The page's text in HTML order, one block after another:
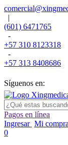
|
(601) 6471765
-
+57 310 8123318
-
+57 313 8408686
Síguenos en:
Pagos en línea
Ingresar Mi compra
0